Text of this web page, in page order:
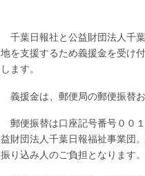
千葉日報社と公益財団法人千
地を支援するため義援金を受け
します。
義援金は、郵便局の郵便振替
郵便振替は口座記号番号００
益財団法人千葉日報福祉事業団
振り込み人のご負担となります。